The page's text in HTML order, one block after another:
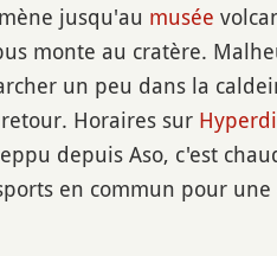
jusqu'au musée
monte au cratère.
un peu dans la
Horaires sur
depuis Aso, c'est
en commun pour